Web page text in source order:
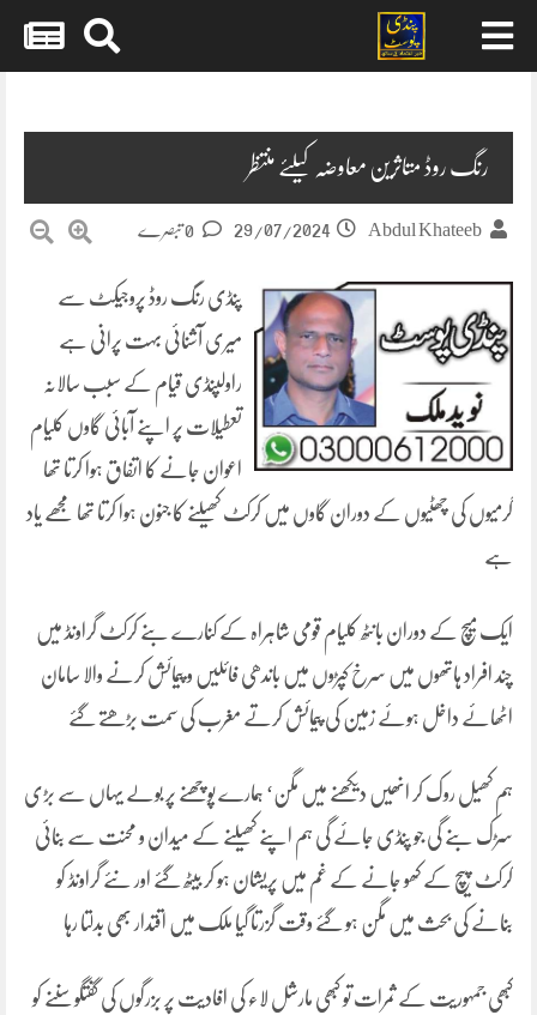
رنگ روڈ متاثرین معاوضہ کیلئے منتظر
Abdul Khateeb
29/07/2024
پنڈی رنگ روڈ پروجیکٹ سے
میری آشنائی بہت پرانی ہے
راولپنڈی قیام کے سبب سالانہ
تعطیلات پر اپنے آبائی گاوں کلیام
اعوان جانے کا اتفاق ہوا کرتا تھا
گرمیوں کی چھٹیوں کے دوران گاوں میں کرکٹ کھیلنے کا جنون ہوا کرتا تھا مجھے یاد
ہے
ایک میچ کے دوران بانٹھ کلیام قومی شاہراہ کے کنارے بنے کرکٹ گراونڈ میں
چند افراد ہاتھوں میں سرخ کپڑوں میں باندھی فائلیں و پیمائش کرنے والا سامان
اٹھائے داخل ہوئے زمین کی پیمائش کرتے مغرب کی سمت بڑھتے گئے
ہم کھیل روک کر انھیں دیکھنے میں مگن‘ ہمارے پوچھنے پر بولے یہاں سے بڑی
سڑک بنے گی جو پنڈی جائے گی ہم اپنے کھیلنے کے میدان و محنت سے بنائی
کرکٹ پیچ کے کھو جانے کے غم میں پریشان ہو کر بیٹھ گئے اور نئے گراونڈ کو
بنانے کی بحث میں مگن ہو گئے وقت گزرتا گیا ملک میں اقتدار بھی بدلتا رہا
کبھی جمہوریت کے ثمرات تو کبھی مارشل لاء کی افادیت پر بزرگوں کی گفتگو سننے کو